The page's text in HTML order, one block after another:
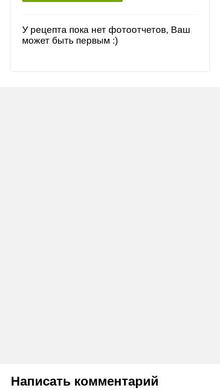
У рецепта пока нет фотоотчетов, Ваш
может быть первым :)
Написать комментарий